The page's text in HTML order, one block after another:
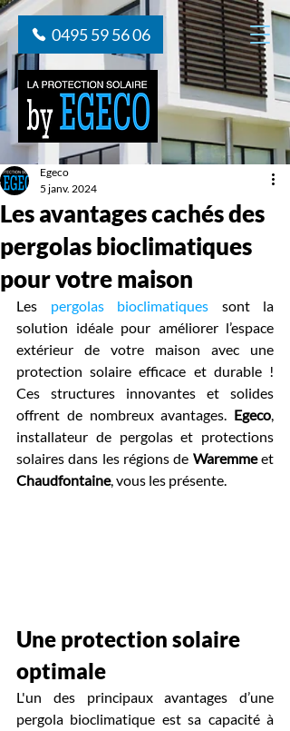
0495 59 56 06
Les avantages cachés des
pergolas bioclimatiques
pour votre maison
Egeco
5 janv. 2024
Les pergolas bioclimatiques sont la
solution idéale pour améliorer l’espace
extérieur de votre maison avec une
protection solaire efficace et durable !
Ces structures innovantes et solides
offrent de nombreux avantages. Egeco,
installateur de pergolas et protections
solaires dans les régions de Waremme
Chaudfontaine, vous les présente.
Une protection solaire
optimale
L'un des principaux avantages d’une
pergola bioclimatique est sa capacité à